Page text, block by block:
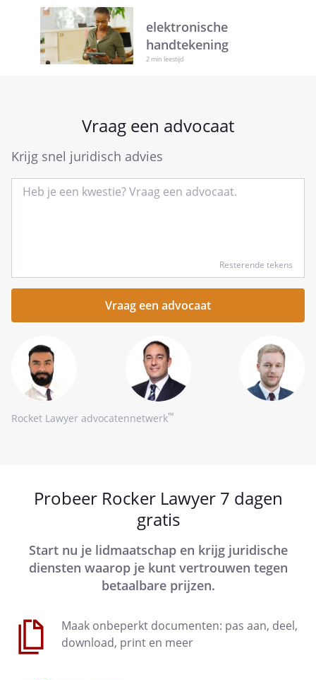
elektronische
handtekening
2 min leestijd
Vraag een advocaat
Krijg snel juridisch advies
hier
kort
vraag
Resterende tekens
Rocket Lawyer advocatennetwerk™
Probeer Rocker Lawyer 7 dagen
gratis
Start nu je lidmaatschap en krijg juridische
diensten waarop je kunt vertrouwen tegen
betaalbare prijzen.
Maak onbeperkt documenten: pas aan, deel,
download, print en meer